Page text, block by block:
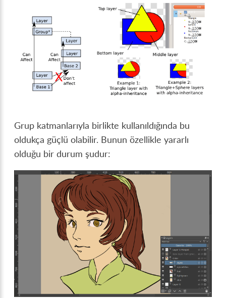
Grup katmanlarıyla birlikte kullanıldığında bu
oldukça güçlü olabilir. Bunun özellikle yararlı
olduğu bir durum şudur: